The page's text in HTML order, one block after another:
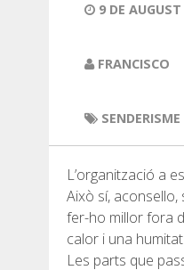
SENDERISME
13 ETAPES
10 ETAPES
9 DE
FRANCISCO
SENDERISME
L’organització a
Això sí, aconsello,
fer-ho millor fora
calor i una
Les parts que